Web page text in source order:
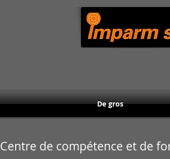
De gros
Centre de compétence et de